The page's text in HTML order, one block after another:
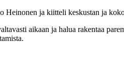
ja kiitteli keskustan ja
aikaan ja halua rakentaa